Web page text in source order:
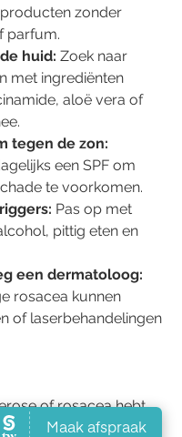
zonder
parfum.
huid: Zoek naar
met ingrediënten
aloë vera of
tegen de zon:
een SPF om
te voorkomen.
Pas op met
pittig eten en
een dermatoloog:
rosacea kunnen
of laserbehandelingen
of rosacea hebt,
is key. Met de